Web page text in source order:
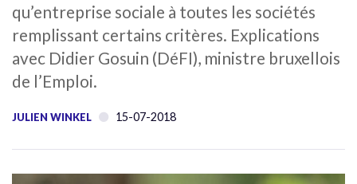
qu’entreprise sociale à toutes les sociétés
remplissant certains critères. Explications
avec Didier Gosuin (DéFI), ministre bruxellois
de l’Emploi.
JULIEN WINKEL 15-07-2018